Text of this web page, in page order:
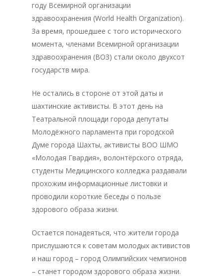
году Всемирной организации
здравоохранения (World Health Organization).
За время, прошедшее с того исторического
момента, членами Всемирной организации
здравоохранения (ВОЗ) стали около двухсот
государств мира.
Не остались в стороне от этой даты и
шахтинские активисты. В этот день на
Театральной площади города депутаты
Молодёжного парламента при городской
Думе города Шахты, активисты ВОО ШМО
«Молодая Гвардия», волонтёрского отряда,
студенты Медицинского колледжа раздавали
прохожим информационные листовки и
проводили короткие беседы о пользе
здорового образа жизни.
Остается понадеяться, что жители города
прислушаются к советам молодых активистов
и наш город – город Олимпийских чемпионов
– станет городом здорового образа жизни.
Депутаты
История